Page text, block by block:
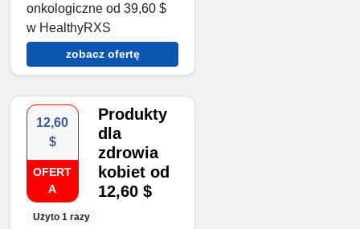
onkologiczne od 39,60 $
w HealthyRXS
zobacz ofertę
12,60
$
OFERT
A
Użyto 1 razy
Produkty
dla
zdrowia
kobiet od
12,60 $